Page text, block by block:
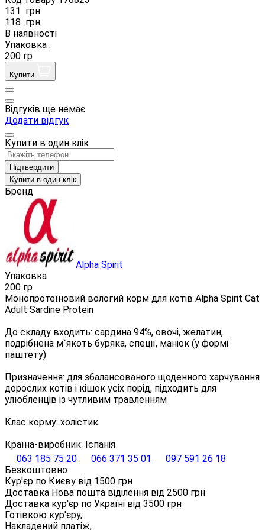
131
грн
118 грн
В наявності
Упаковка :
200 гр
Купити
Відгуків ще немає
Додати відгук
Купити в один клік
Підтвердити
Купити в один клік
Бренд
Alpha Spirit
Упаковка
200 гр
Монопротеїновий вологий корм для котів Alpha Spirit Cat
Adult Sardine Protein
До складу входить: сардина 94%, овочі, желатин,
подрібнена м`якоть буряка, спеції, маніок (у формі
паштету)
Призначення: для збалансованого щоденного харчування
дорослих котів і кішок усіх порід, підходить для
улюбленців із чутливим травленням
Клас корму: холістик
Країна-виробник: Іспанія
063 185 75 20
066 371 35 01
097 591 26 18
Безкоштовно
Кур'єр по Києву від 1500 грн
Доставка Нова пошта віділення від 2500 грн
Доставка кур'єр по Україні від 3500 грн
Готівкою кур'єру,
Накладений платіж,